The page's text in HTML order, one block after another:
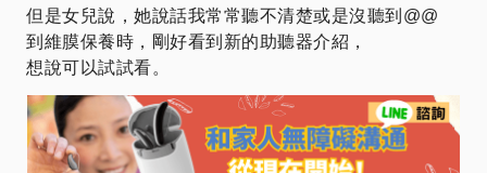
但是女兒說，她說話我常常聽不清楚或是沒聽到@@
到維膜保養時，剛好看到新的助聽器介紹，
想說可以試試看。